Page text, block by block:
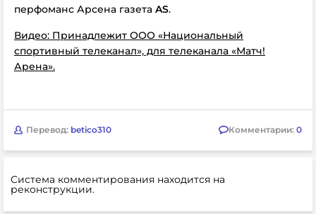
перфоманс Арсена газета AS.
Видео: Принадлежит ООО «Национальный
спортивный телеканал», для телеканала «Матч!
Арена».
Перевод: betico310 Комментарии: 0
Система комментирования находится на
реконструкции.